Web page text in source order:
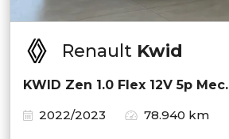
Renault Kwid
KWID Zen 1.0 Flex 12V 5p Mec.
2022/2023
78.940 km